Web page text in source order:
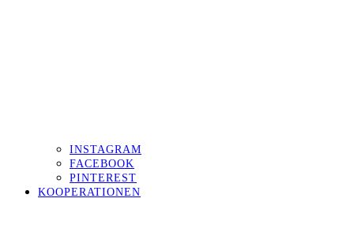
INSTAGRAM
FACEBOOK
PINTEREST
KOOPERATIONEN